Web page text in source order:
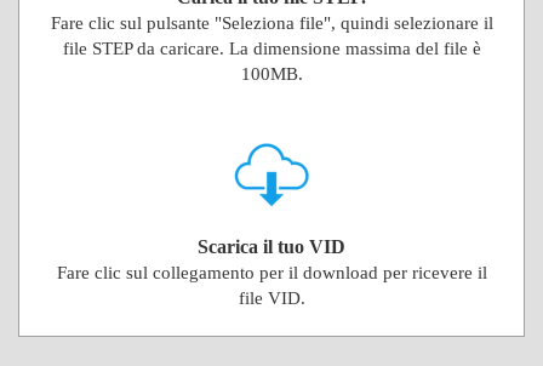
Fare clic sul pulsante "Seleziona file", quindi selezionare il
file STEP da caricare. La dimensione massima del file è
100MB.
Scarica il tuo VID
Fare clic sul collegamento per il download per ricevere il
file VID.